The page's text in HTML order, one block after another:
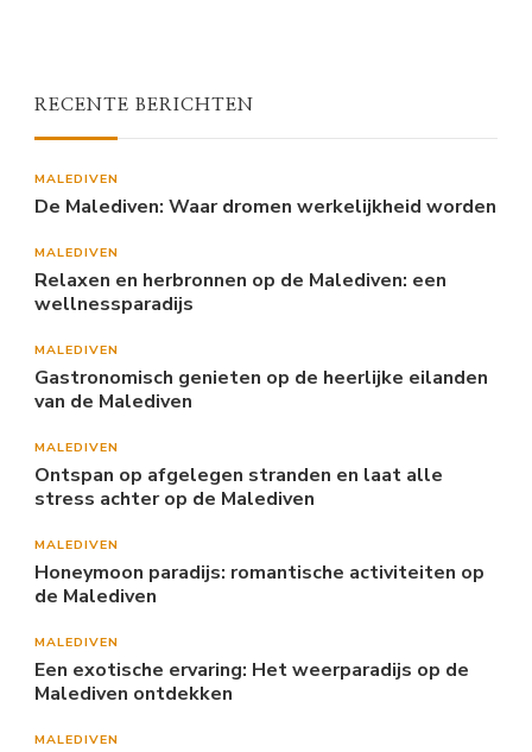
RECENTE BERICHTEN
MALEDIVEN
De Malediven: Waar dromen werkelijkheid worden
MALEDIVEN
Relaxen en herbronnen op de Malediven: een
wellnessparadijs
MALEDIVEN
Gastronomisch genieten op de heerlijke eilanden
van de Malediven
MALEDIVEN
Ontspan op afgelegen stranden en laat alle
stress achter op de Malediven
MALEDIVEN
Honeymoon paradijs: romantische activiteiten op
de Malediven
MALEDIVEN
Een exotische ervaring: Het weerparadijs op de
Malediven ontdekken
MALEDIVEN